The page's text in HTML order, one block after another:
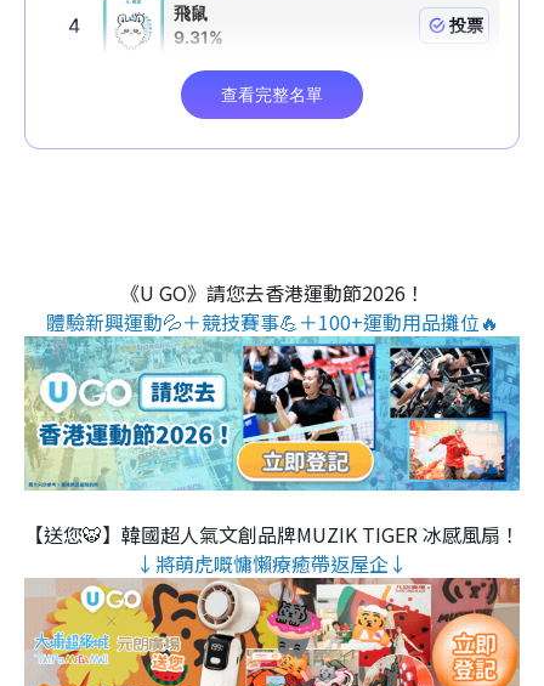
《U GO》請您去香港運動節2026！
體驗新興運動💦＋競技賽事💪＋100+運動用品攤位🔥
【送您🐯】韓國超人氣文創品牌MUZIK TIGER 冰感風扇！
↓將萌虎嘅慵懶療癒帶返屋企↓